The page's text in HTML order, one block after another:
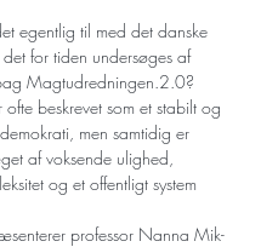
egentlig til med det danske
for tiden undersøges af
Magtudredningen.2.0?
beskrevet som et stabilt og
men samtidig er
af voksende ulighed,
og et offentligt system
professor Nanna Mik-